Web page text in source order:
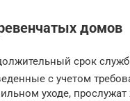
домов
срок
с учетом
уходе,